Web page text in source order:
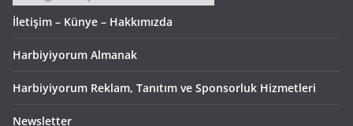
İletişim – Künye – Hakkımızda
Harbiyiyorum Almanak
Harbiyiyorum Reklam, Tanıtım ve Sponsorluk Hizmetleri
Newsletter